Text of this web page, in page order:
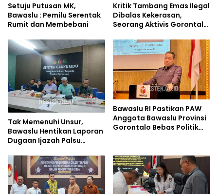
Setuju Putusan MK,
Bawaslu : Pemilu Serentak
Rumit dan Membebani
Kritik Tambang Emas Ilegal
Dibalas Kekerasan,
Seorang Aktivis Gorontalo
Tak Memenuhi Unsur,
Bawaslu Hentikan Laporan
Dugaan Ijazah Palsu
Bawaslu RI Pastikan PAW
Anggota Bawaslu Provinsi
Gorontalo Bebas Politik